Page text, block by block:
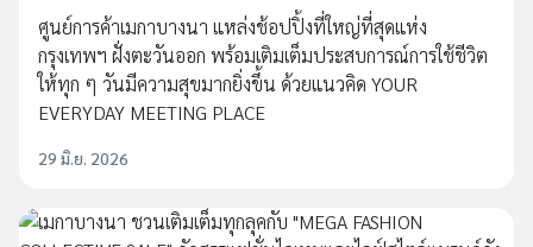
ศูนย์การค้าเมกาบางนา แหล่งช้อปปิ้งที่ใหญ่ที่สุดแห่ง
กรุงเทพฯ ฝั่งตะวันออก พร้อมเติมเต็มประสบการณ์การใช้ชีวิต
ให้ทุก ๆ วันมีความสุขมากยิ่งขึ้น ด้วยแนวคิด YOUR
EVERYDAY MEETING PLACE
29 มิ.ย. 2026